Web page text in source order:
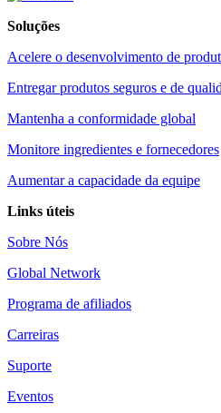
Soluções
Acelere o desenvolvimento de
Entregar produtos seguros e de
Mantenha a conformidade global
Monitore ingredientes e fornecedores
Aumentar a capacidade da equipe
Links úteis
Sobre Nós
Global Network
Programa de afiliados
Carreiras
Suporte
Eventos